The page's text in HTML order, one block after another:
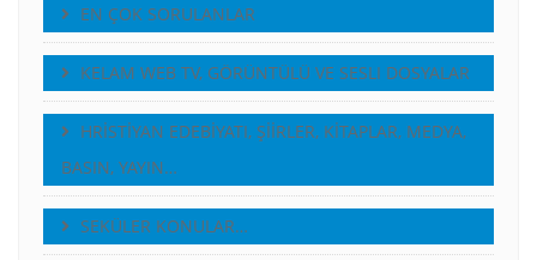
EN ÇOK SORULANLAR
KELAM WEB TV, GÖRÜNTÜLÜ VE SESLI DOSYALAR
HRİSTİYAN EDEBİYATI, ŞİİRLER, KİTAPLAR, MEDYA,
BASIN, YAYIN…
SEKÜLER KONULAR…